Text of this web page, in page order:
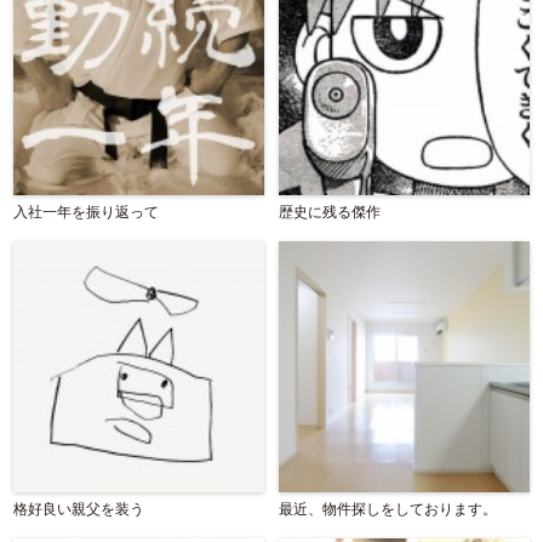
入社一年を振り返って 歴史に残る傑作
格好良い親父を装う 最近、物件探しをしております。